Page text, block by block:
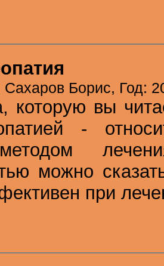
Сахаров Борис, Год:
которую вы
-
можно
при